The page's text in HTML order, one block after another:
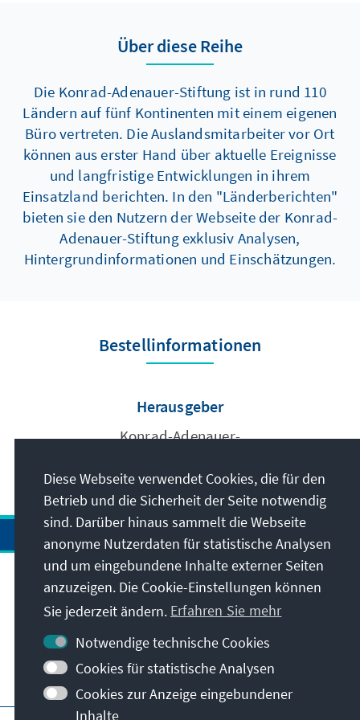
auf Grundlage der Grenzen von 1967
(Westjordanland, Gazastreifen und Ost-
Jerusalem). Macron veröffentlichte zudem ein
Schreiben an Mahmud Abbas, den
Präsidenten der Palästinensischen
Autonomiebehörde. In diesem Brief hebt
Macron hervor, dass Abbas ihm bereits Anfang
Juni bestimmte Zusagen gemacht habe, die
eine Anerkennung ermöglichten – etwa die
Entwaffnung der Hamas sowie die
Ankündigung von Wahlen im kommenden
Jahr.
Über diese Reihe
Die Konrad-Adenauer-Stiftung ist in rund 110
Ländern auf fünf Kontinenten mit einem eigenen
Büro vertreten. Die Auslandsmitarbeiter vor Ort
können aus erster Hand über aktuelle Ereignisse
und langfristige Entwicklungen in ihrem
Einsatzland berichten. In den "Länderberichten"
bieten sie den Nutzern der Webseite der Konrad-
Adenauer-Stiftung exklusiv Analysen,
Hintergrundinformationen und Einschätzungen.
Bestellinformationen
Herausgeber
Konrad-Adenauer-
Anschrift
Kontakt
Besuchen Sie auch
Diese Webseite verwendet Cookies, die für den
Betrieb und die Sicherheit der Seite notwendig
sind. Darüber hinaus sammelt die Webseite
anonyme Nutzerdaten für statistische Analysen
und um eingebundene Inhalte externer Seiten
anzuzeigen. Die Cookie-Einstellungen können
Sie jederzeit ändern. Erfahren Sie mehr
Notwendige technische Cookies
Cookies für statistische Analysen
Cookies zur Anzeige eingebundener
Inhalte